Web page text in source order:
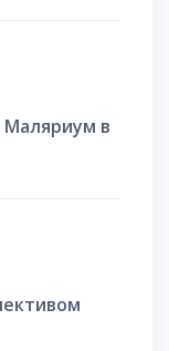
Маляриум в